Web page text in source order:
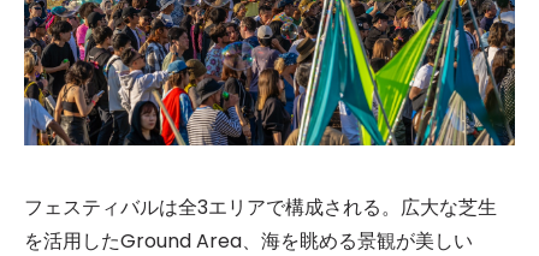
フェスティバルは全3エリアで構成される。広大な芝生
を活用したGround Area、海を眺める景観が美しい